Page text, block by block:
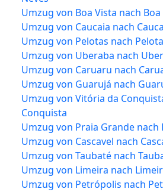
Umzug von Boa Vista nach Boa
Umzug von Caucaia nach
Umzug von Pelotas nach
Umzug von Uberaba nach
Umzug von Caruaru nach
Umzug von Guarujá nach
Umzug von Vitória da
Conquista
Umzug von Praia Grande nach
Umzug von Cascavel nach
Umzug von Taubaté nach
Umzug von Limeira nach
Umzug von Petrópolis nach